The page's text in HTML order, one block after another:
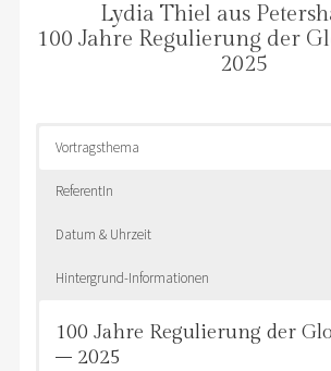
Lydia Thiel aus
100 Jahre Regulierung der
2025
Vortragsthema
ReferentIn
Datum & Uhrzeit
Hintergrund-Informationen
100 Jahre Regulierung der
– 2025